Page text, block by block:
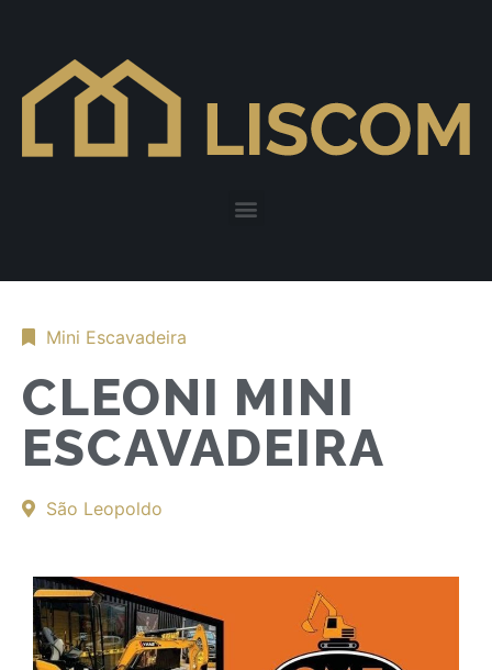
Mini Escavadeira
CLEONI MINI
ESCAVADEIRA
São Leopoldo